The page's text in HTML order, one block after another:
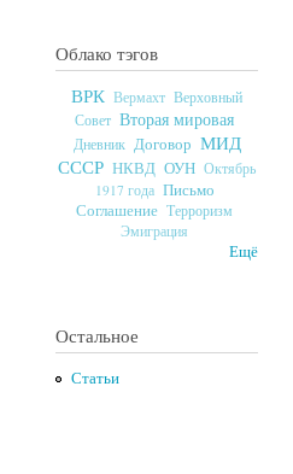
Облако тэгов
ВРК Вермахт Верховный
Совет Вторая мировая
Дневник Договор МИД
СССР НКВД ОУН Октябрь
1917 года Письмо
Соглашение Терроризм
Эмиграция
Ещё
Остальное
Статьи